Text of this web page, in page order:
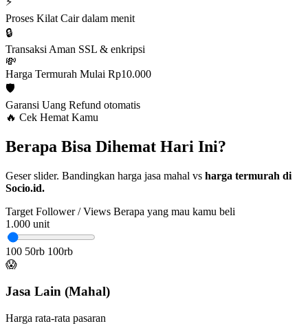
Proses Kilat Cair dalam menit
🔒
Transaksi Aman SSL & enkripsi
💸
Harga Termurah Mulai Rp10.000
🛡️
Garansi Uang Refund otomatis
🔥 Cek Hemat Kamu
Berapa Bisa Dihemat Hari Ini?
Geser slider. Bandingkan harga jasa mahal vs harga termurah di
Socio.id.
Target Follower / Views Berapa yang mau kamu beli
1.000 unit
100 50rb 100rb
😱
Jasa Lain (Mahal)
Harga rata-rata pasaran